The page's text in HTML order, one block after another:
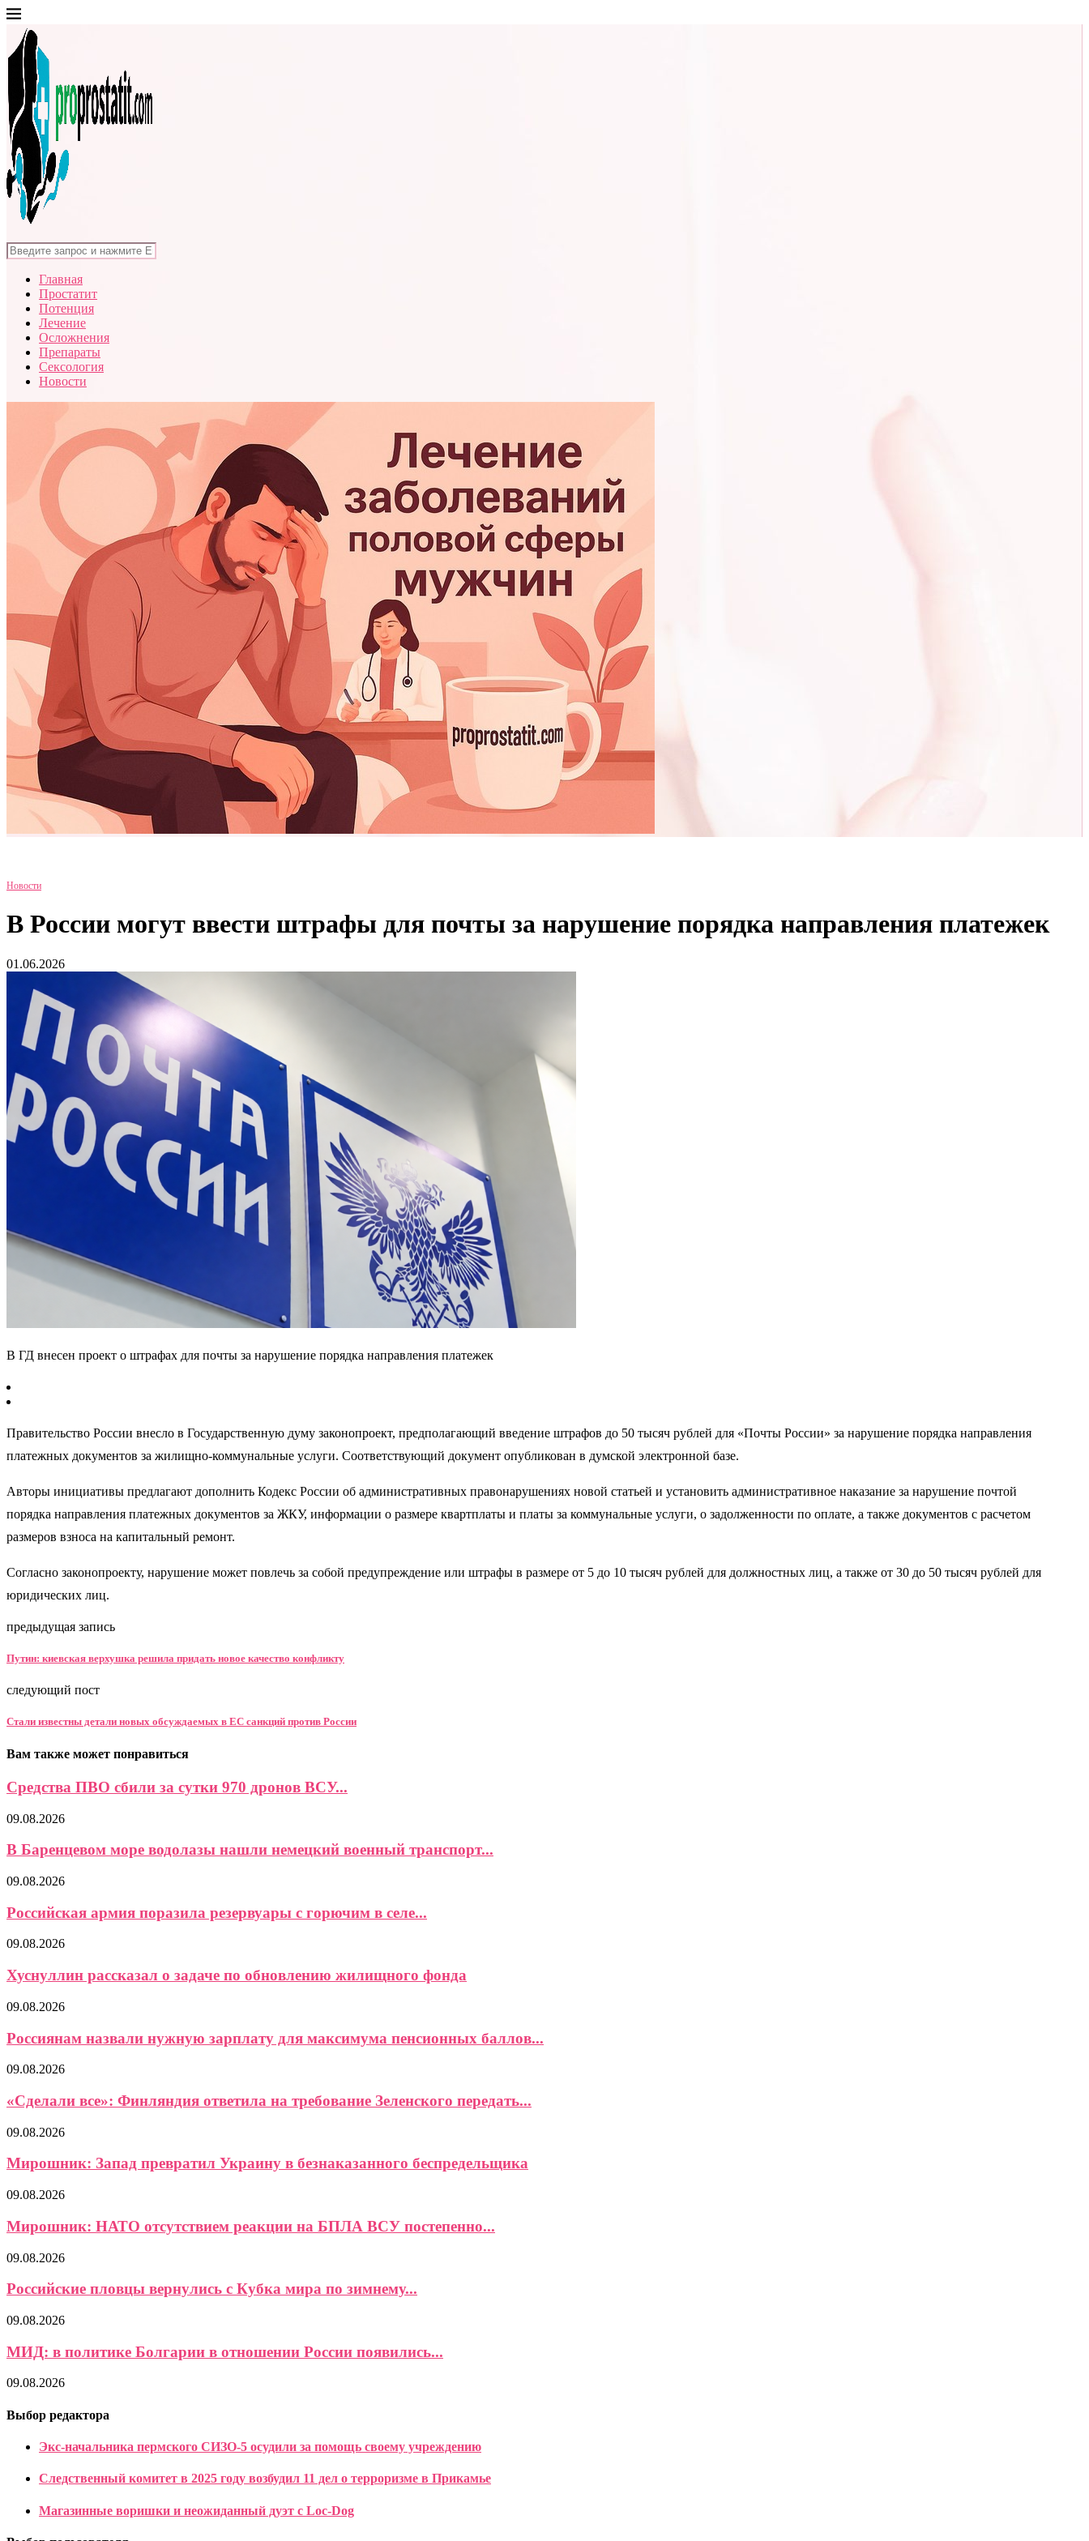
Главная
Простатит
Потенция
Лечение
Осложнения
Препараты
Сексология
Новости
Новости
В России могут ввести штрафы для почты за нарушение порядка направления платежек
01.06.2026
В ГД внесен проект о штрафах для почты за нарушение порядка направления платежек
Правительство России внесло в Государственную думу законопроект, предполагающий введение штрафов до 50 тысяч рублей для «Почты России» за нарушение порядка направления
платежных документов за жилищно-коммунальные услуги. Соответствующий документ опубликован в думской электронной базе.
Авторы инициативы предлагают дополнить Кодекс России об административных правонарушениях новой статьей и установить административное наказание за нарушение почтой
порядка направления платежных документов за ЖКУ, информации о размере квартплаты и платы за коммунальные услуги, о задолженности по оплате, а также документов с расчетом
размеров взноса на капитальный ремонт.
Согласно законопроекту, нарушение может повлечь за собой предупреждение или штрафы в размере от 5 до 10 тысяч рублей для должностных лиц, а также от 30 до 50 тысяч рублей для
юридических лиц.
предыдущая запись
Путин: киевская верхушка решила придать новое качество конфликту
следующий пост
Стали известны детали новых обсуждаемых в ЕС санкций против России
Вам также может понравиться
Средства ПВО сбили за сутки 970 дронов ВСУ...
09.08.2026
В Баренцевом море водолазы нашли немецкий военный транспорт...
09.08.2026
Российская армия поразила резервуары с горючим в селе...
09.08.2026
Хуснуллин рассказал о задаче по обновлению жилищного фонда
09.08.2026
Россиянам назвали нужную зарплату для максимума пенсионных баллов...
09.08.2026
«Сделали все»: Финляндия ответила на требование Зеленского передать...
09.08.2026
Мирошник: Запад превратил Украину в безнаказанного беспредельщика
09.08.2026
Мирошник: НАТО отсутствием реакции на БПЛА ВСУ постепенно...
09.08.2026
Российские пловцы вернулись с Кубка мира по зимнему...
09.08.2026
МИД: в политике Болгарии в отношении России появились...
09.08.2026
Выбор редактора
Экс-начальника пермского СИЗО-5 осудили за помощь своему учреждению
Следственный комитет в 2025 году возбудил 11 дел о терроризме в Прикамье
Магазинные воришки и неожиданный дуэт с Loc-Dog